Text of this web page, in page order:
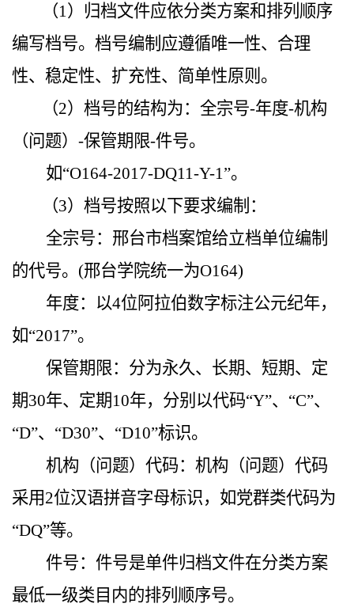
（1）归档文件应依分类方案和排列顺序
编写档号。档号编制应遵循唯一性、合理
性、稳定性、扩充性、简单性原则。
（2）档号的结构为：全宗号-年度-机构
（问题）-保管期限-件号。
如“O164-2017-DQ11-Y-1”。
（3）档号按照以下要求编制：
全宗号：邢台市档案馆给立档单位编制
的代号。(邢台学院统一为O164)
年度：以4位阿拉伯数字标注公元纪年，
如“2017”。
保管期限：分为永久、长期、短期、定
期30年、定期10年，分别以代码“Y”、“C”、
“D”、“D30”、“D10”标识。
机构（问题）代码：机构（问题）代码
采用2位汉语拼音字母标识，如党群类代码为
“DQ”等。
件号：件号是单件归档文件在分类方案
最低一级类目内的排列顺序号。